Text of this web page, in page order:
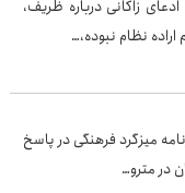
زاکانی درباره ظریف،
نظام نبوده،…
میزگرد فرهنگی در پاسخ
در مترو…